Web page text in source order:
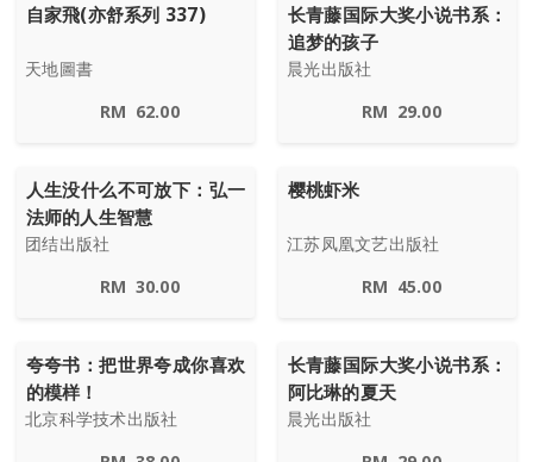
自家飛(亦舒系列 337)
天地圖書
RM 62.00
长青藤国际大奖小说书系：
追梦的孩子
晨光出版社
RM 29.00
人生没什么不可放下：弘一
法师的人生智慧
团结出版社
RM 30.00
樱桃虾米
江苏凤凰文艺出版社
RM 45.00
夸夸书：把世界夸成你喜欢
的模样！
北京科学技术出版社
长青藤国际大奖小说书系：
阿比琳的夏天
晨光出版社